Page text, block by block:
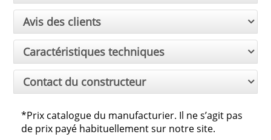
Avis des clients
Caractéristiques techniques
Contact du constructeur
*Prix catalogue du manufacturier. Il ne s’agit pas
de prix payé habituellement sur notre site.